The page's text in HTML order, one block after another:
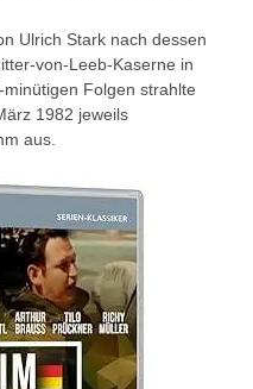
Ulrich Stark nach dessen
von-Leeb-Kaserne in
Folgen strahlte
1982 jeweils
aus.